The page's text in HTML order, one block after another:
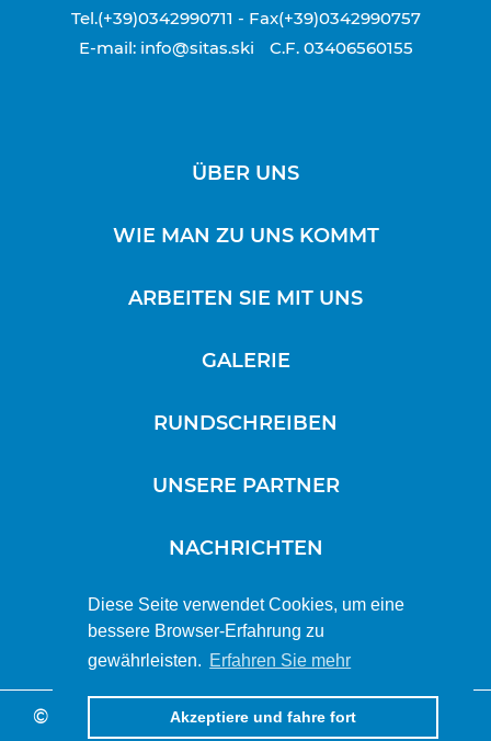
Diese Seite verwendet Cookies, um eine
bessere Browser-Erfahrung zu
gewährleisten. Erfahren Sie mehr
Akzeptiere und fahre fort
Tel.(+39)0342990711 - Fax(+39)0342990757
E-mail: info@sitas.ski
C.F. 03406560155
ÜBER UNS
WIE MAN ZU UNS KOMMT
ARBEITEN SIE MIT UNS
GALERIE
RUNDSCHREIBEN
UNSERE PARTNER
NACHRICHTEN
SOCIAL WALL
© Copyright 2021. All Rights Reserved, Sitas